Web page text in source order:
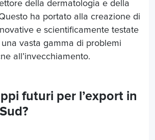
della dermatologia e della
ha portato alla creazione di
e scientificamente testate
vasta gamma di problemi
all’invecchiamento.
futuri per l’export in